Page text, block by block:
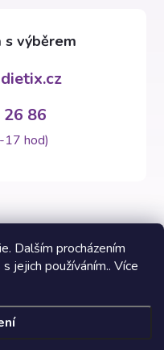
Dalším procházením
jejich používáním.. Více
86
17 hod)
Premium
. Všechna práva vyhrazena.